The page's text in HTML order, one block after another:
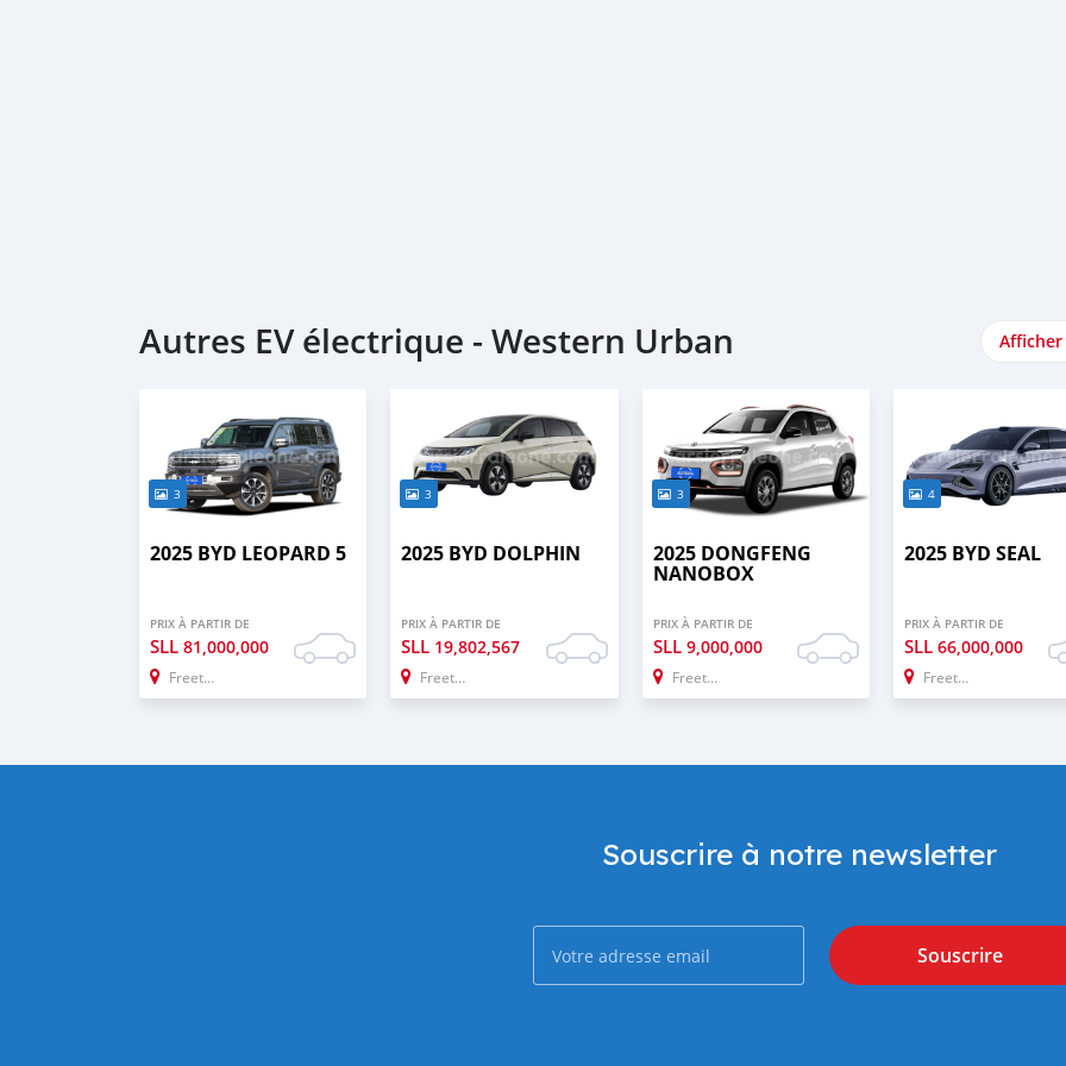
Autres EV électrique - Western Urban
3
2025 BYD LEOPARD 5
PRIX À PARTIR DE
SLL 81,000,000
Freetown
3
2025 BYD DOLPHIN
PRIX À PARTIR DE
SLL 19,802,567
Freetown
3
2025 DONGFENG
NANOBOX
PRIX À PARTIR DE
SLL 9,000,000
Freetown
4
2025 BYD SEAL
PRIX À PARTIR DE
SLL 66,000,000
Freetown
Souscrire à notre newsletter
Souscrire